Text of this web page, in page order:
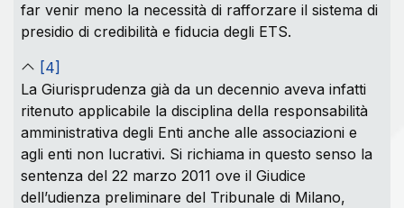
far venir meno la necessità di rafforzare il sistema di
presidio di credibilità e fiducia degli ETS.
[4]
La Giurisprudenza già da un decennio aveva infatti
ritenuto applicabile la disciplina della responsabilità
amministrativa degli Enti anche alle associazioni e
agli enti non lucrativi. Si richiama in questo senso la
sentenza del 22 marzo 2011 ove il Giudice
dell’udienza preliminare del Tribunale di Milano,